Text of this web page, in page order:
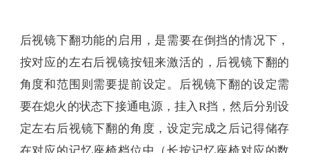
后视镜下翻功能的启用，是需要在倒挡的情况下，
按对应的左右后视镜按钮来激活的，后视镜下翻的
角度和范围则需要提前设定。后视镜下翻的设定需
要在熄火的状态下接通电源，挂入R挡，然后分别设
定左右后视镜下翻的角度，设定完成之后记得储存
在对应的记忆座椅档位中（长按记忆座椅对应的数